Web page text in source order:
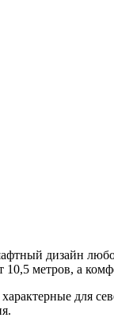
дизайн
метров, а
для